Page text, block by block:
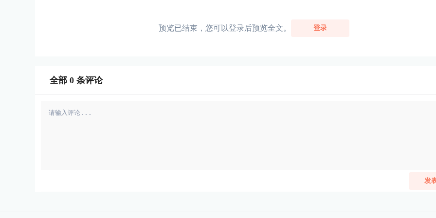
预览已结束，您可以登录后预览全文。 登录
全部 0 条评论
发